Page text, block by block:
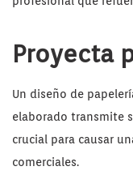
Proyecta
Un diseño de
elaborado transmite
crucial para causar
comerciales.